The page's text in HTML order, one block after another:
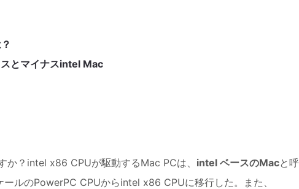
とマイナスintel Mac
？intel x86 CPUが駆動するMac PCは、 intel ベースのMacと
ルのPowerPC CPUからintel x86 CPUに移行した。また、